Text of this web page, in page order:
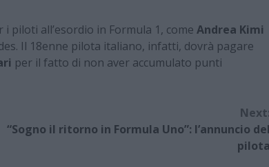
piloti all’esordio in Formula 1, come Andrea Kimi
Il 18enne pilota italiano, infatti, dovrà pagare
per il fatto di non aver accumulato punti
Next:
“Sogno il ritorno in Formula Uno”: l’annuncio del
pilota